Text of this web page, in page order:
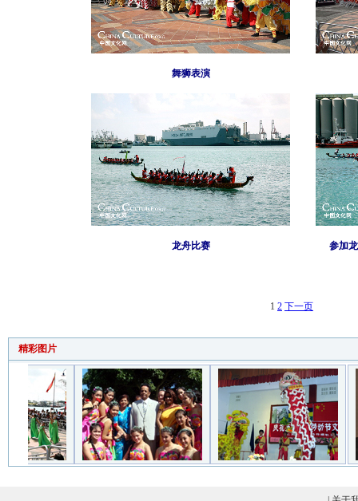
舞狮表演
龙舟比赛 参加
1 2 下一页
精彩图片